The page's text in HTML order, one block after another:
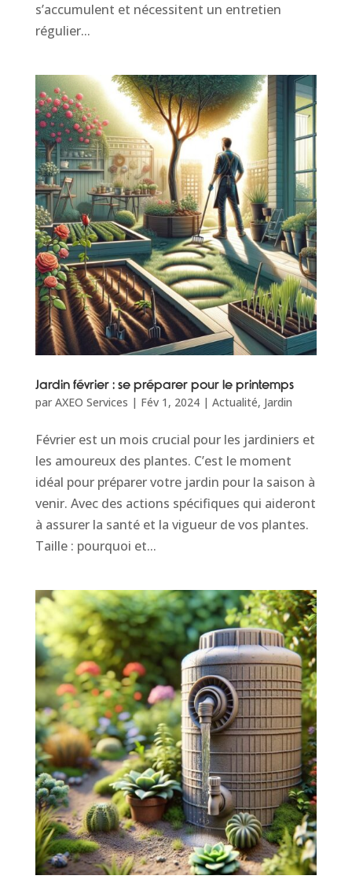
s’accumulent et nécessitent un entretien
régulier...
Jardin février : se préparer pour le printemps
par AXEO Services | Fév 1, 2024| Actualité, Jardin
Février est un mois crucial pour les jardiniers et
les amoureux des plantes. C’est le moment
idéal pour préparer votre jardin pour la saison à
venir. Avec des actions spécifiques qui aideront
à assurer la santé et la vigueur de vos plantes.
Taille : pourquoi et...